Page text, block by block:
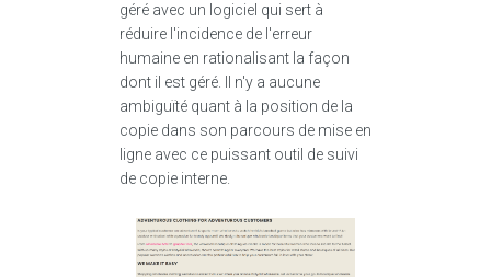
géré avec un logiciel qui sert à
réduire l'incidence de l'erreur
humaine en rationalisant la façon
dont il est géré. Il n'y a aucune
ambiguïté quant à la position de la
copie dans son parcours de mise en
ligne avec ce puissant outil de suivi
de copie interne.